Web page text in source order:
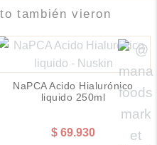
también vieron
NaPCA Acido Hialurónico
liquido 250ml
$ 69.930